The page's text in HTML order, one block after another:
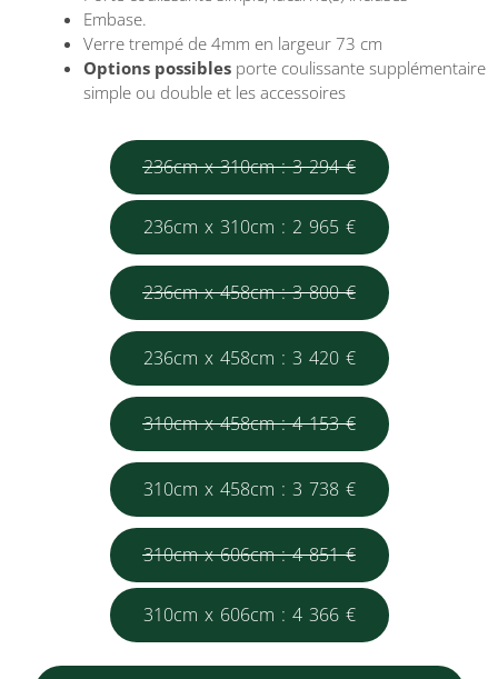
Embase.
Verre trempé de 4mm en largeur 73 cm
Options possibles porte coulissante supplémentaire
simple ou double et les accessoires
236cm x 310cm : 3 294 €
236cm x 310cm : 2 965 €
236cm x 458cm : 3 800 €
236cm x 458cm : 3 420 €
310cm x 458cm : 4 153 €
310cm x 458cm : 3 738 €
310cm x 606cm : 4 851 €
310cm x 606cm : 4 366 €